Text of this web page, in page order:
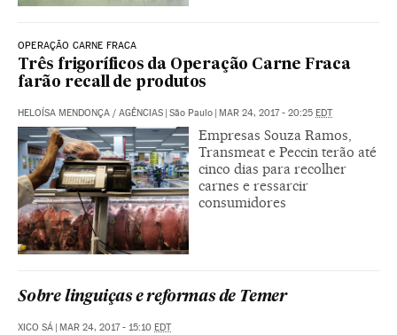
OPERAÇÃO CARNE FRACA
Três frigoríficos da Operação Carne Fraca
farão recall de produtos
HELOÍSA MENDONÇA / AGÊNCIAS | São Paulo | MAR 24, 2017 - 20:25 EDT
Empresas Souza Ramos,
Transmeat e Peccin terão até
cinco dias para recolher
carnes e ressarcir
consumidores
Sobre linguiças e reformas de Temer
XICO SÁ MAR 24, 2017 - 15:10 EDT